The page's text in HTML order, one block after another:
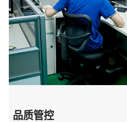
品质管控